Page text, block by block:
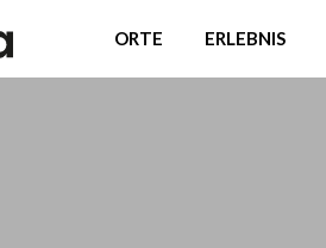
ORTE ERLEBNIS